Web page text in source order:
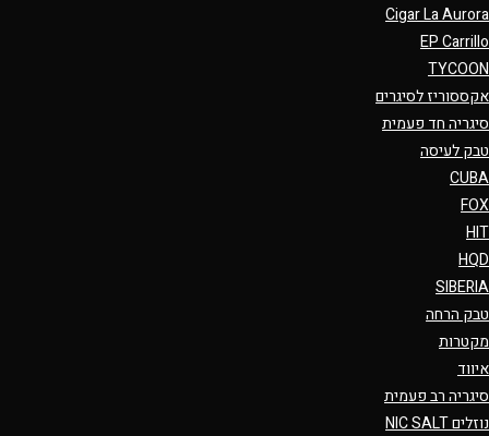
Cigar La Aurora
EP Carrillo
TYCOON
אקססוריז לסיגרים
סיגריה חד פעמית
טבק לעיסה
CUBA
FOX
HIT
HQD
SIBERIA
טבק הרחה
מקטרות
איווד
סיגריה רב פעמית
נוזלים NIC SALT